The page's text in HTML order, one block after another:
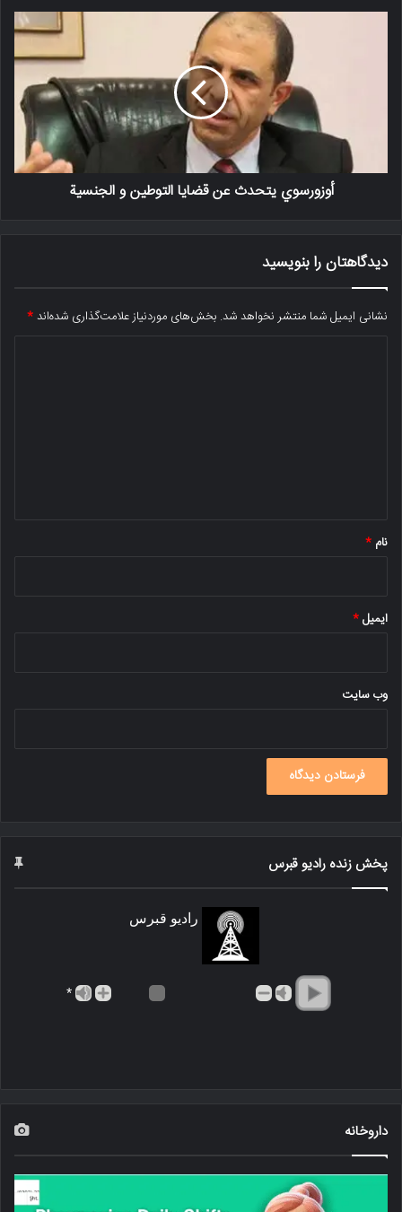
أوزورسوي يتحدث عن قضايا التوطين و الجنسية
دیدگاهتان را بنویسید
نشانی ایمیل شما منتشر نخواهد شد. بخش‌های موردنیاز علامت‌گذاری شده‌اند*
نام *
ایمیل*
وب‌ سایت
پخش زنده رادیو قبرس
رادیو قبرس
*
داروخانه